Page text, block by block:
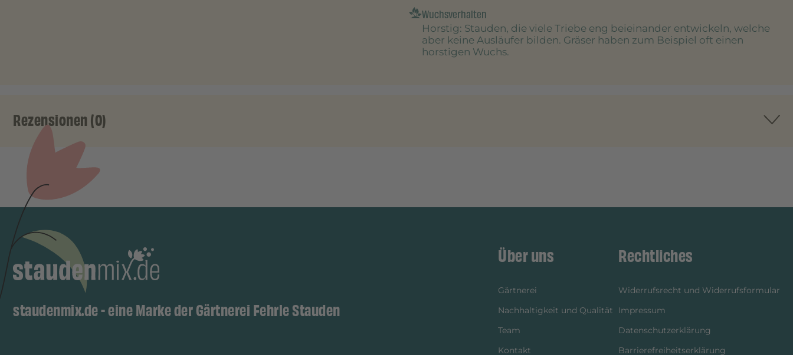
Wuchsverhalten
Horstig: Stauden, die viele Triebe eng beieinander entwickeln, welche
aber keine Ausläufer bilden. Gräser haben zum Beispiel oft einen
horstigen Wuchs.
Rezensionen (0)
staudenmix.de - eine Marke der Gärtnerei Fehrle Stauden
Über uns
Gärtnerei
Nachhaltigkeit und Qualität
Team
Kontakt
Rechtliches
Widerrufsrecht und Widerrufsformular
Impressum
Datenschutzerklärung
Barrierefreiheitserklärung